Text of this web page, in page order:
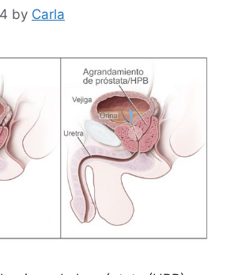
by Carla